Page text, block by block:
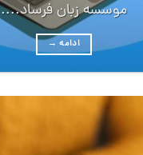
موسسه زبان فرساد....
ادامه →